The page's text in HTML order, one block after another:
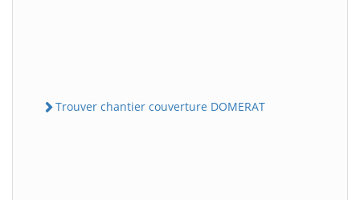
Trouver chantier couverture DOMERAT